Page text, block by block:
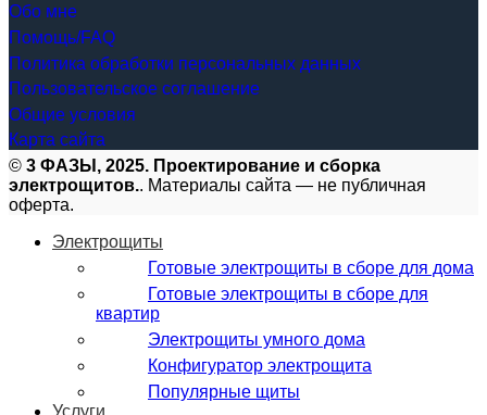
Обо мне
Помощь/FAQ
Политика обработки персональных данных
Пользовательское соглашение
Общие условия
Карта сайта
© 3 ФАЗЫ, 2025. Проектирование и сборка
электрощитов.. Материалы сайта — не публичная
оферта.
Электрощиты
Готовые электрощиты в сборе для дома
Готовые электрощиты в сборе для
квартир
Электрощиты умного дома
Конфигуратор электрощита
Популярные щиты
Услуги